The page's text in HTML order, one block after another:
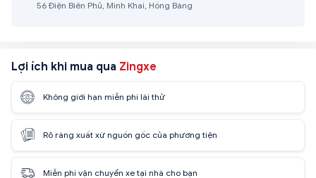
56 Điện Biên Phủ, Minh Khai, Hồng Bàng
Lợi ích khi mua qua Zingxe
Không giới hạn miễn phí lái thử
Rõ ràng xuất xứ nguồn gốc của phương tiện
Miễn phí vận chuyển xe tại nhà cho bạn